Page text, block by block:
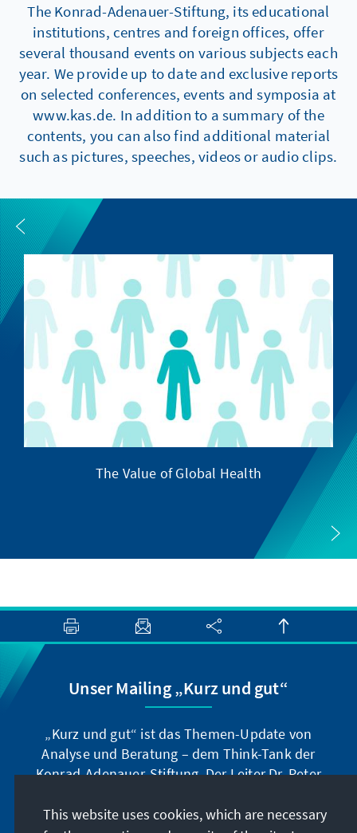
The Konrad-Adenauer-Stiftung, its educational
institutions, centres and foreign offices, offer
several thousand events on various subjects each
year. We provide up to date and exclusive reports
on selected conferences, events and symposia at
www.kas.de. In addition to a summary of the
contents, you can also find additional material
such as pictures, speeches, videos or audio clips.
The Value of Global Health
Unser Mailing „Kurz und gut“
„Kurz und gut“ ist das Themen-Update von
Analyse und Beratung – dem Think-Tank der
Konrad-Adenauer-Stiftung. Der Leiter Dr. Peter
Abständen in aller Kürze über Themen, die wir
This website uses cookies, which are necessary